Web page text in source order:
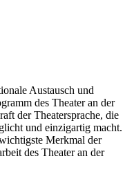
Austausch und
des Theater an der
der Theatersprache, die
und einzigartig macht.
Merkmal der
des Theater an der